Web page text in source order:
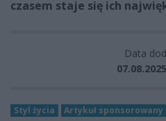
czasem staje się ich
Data
Styl życia Artykuł sponsorowany